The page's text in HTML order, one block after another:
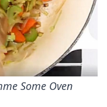
Some Oven